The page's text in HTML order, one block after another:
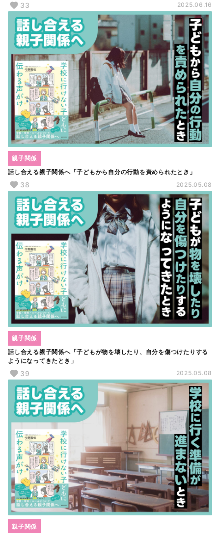
33 2025.06.16
話し合える親子関係へ「子どもから自分の行動を責められたとき」
親子関係
38 2025.05.08
話し合える親子関係へ「子どもが物を壊したり、自分を傷つけたりする
ようになってきたとき」
親子関係
39 2025.05.08
親子関係